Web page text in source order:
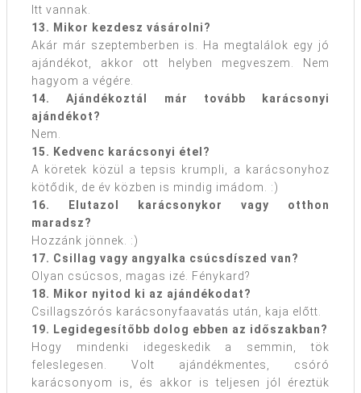
Itt vannak.
13. Mikor kezdesz vásárolni?
Akár már szeptemberben is. Ha megtalálok egy jó
ajándékot, akkor ott helyben megveszem. Nem
hagyom a végére.
14. Ajándékoztál már tovább karácsonyi
ajándékot?
Nem.
15. Kedvenc karácsonyi étel?
A köretek közül a tepsis krumpli, a karácsonyhoz
kötődik, de év közben is mindig imádom. :)
16. Elutazol karácsonykor vagy otthon
maradsz?
Hozzánk jönnek. :)
17. Csillag vagy angyalka csúcsdíszed van?
Olyan csúcsos, magas izé. Fénykard?
18. Mikor nyitod ki az ajándékodat?
Csillagszórós karácsonyfaavatás után, kaja előtt.
19. Legidegesítőbb dolog ebben az időszakban?
Hogy mindenki idegeskedik a semmin, tök
feleslegesen. Volt ajándékmentes, csóró
karácsonyom is, és akkor is teljesen jól éreztük